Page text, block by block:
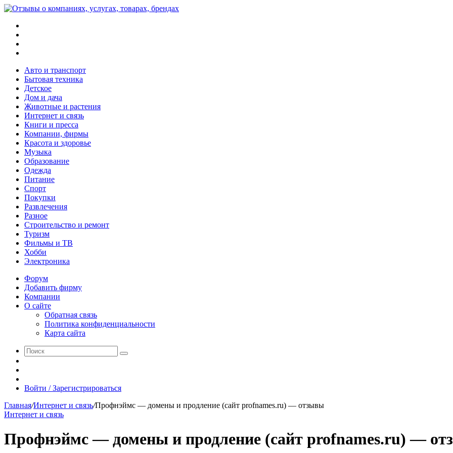
Авто и транспорт
Бытовая техника
Детское
Дом и дача
Животные и растения
Интернет и связь
Книги и пресса
Компании, фирмы
Красота и здоровье
Музыка
Образование
Одежда
Питание
Спорт
Покупки
Развлечения
Разное
Строительство и ремонт
Туризм
Фильмы и ТВ
Хобби
Электроника
Форум
Добавить фирму
Компании
О сайте
Обратная связь
Политика конфиденциальности
Карта сайта
Поиск
статья
Войти / Зарегистрироваться
Главная/Интернет и связь/Профнэймс — домены и продление (сайт profnames.ru) — отзывы
Интернет и связь
Профнэймс — домены и продление (сайт profnames.ru) —